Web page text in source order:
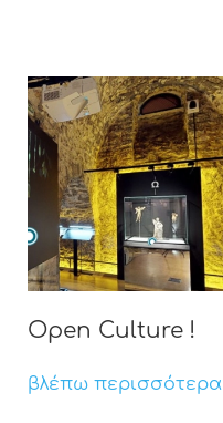
Open Culture !
βλέπω περισσότερα